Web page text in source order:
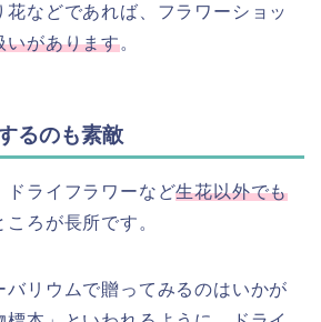
花などであれば、フラワーショッ
いがあります。
るのも素敵
ドライフラワーなど生花以外でも
ろが長所です。
バリウムで贈ってみるのはいかが